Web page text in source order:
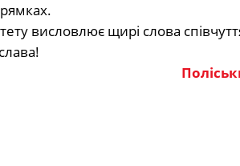
висловлює щирі слова